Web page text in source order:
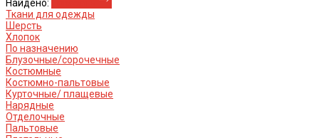
Найдено:
Ткани для одежды
Шерсть
Хлопок
По назначению
Блузочные/сорочечные
Костюмные
Костюмно-пальтовые
Курточные/ плащевые
Нарядные
Отделочные
Пальтовые